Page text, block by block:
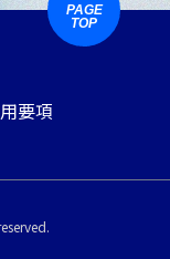
PAGE
TOP
要項